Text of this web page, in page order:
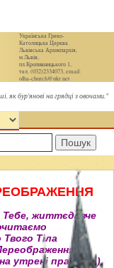
Українська Греко-
Католицька Церква.
Львівська Архиєпархія,
м.Львів,
пл.Кропивницького 1,
тел. (032)2334073, email:
olha-church@ukr.net
як бур'янові на грядці з овочами."
Пошук
життєдавче
Тіла
утрені празника).